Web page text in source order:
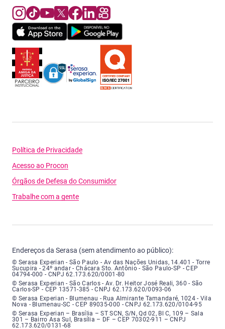
Política de Privacidade
Acesso ao Procon
Órgãos de Defesa do Consumidor
Trabalhe com a gente
Endereços da Serasa (sem atendimento ao público):
Serasa Experian - São Paulo - Endereço: Avenida das Nações Unidas,
© Serasa Experian - São Paulo - Av das Nações Unidas, 14.401 - Torre
Sucupira - 24º andar - Chácara Sto. Antônio - São Paulo-SP - CEP
04794-000 - CNPJ 62.173.620/0001-80
Serasa Experian - São Carlos - Endereço: Avenida Doutor Heitor José
© Serasa Experian - São Carlos - Av. Dr. Heitor José Reali, 360 - São
Carlos-SP - CEP 13571-385 - CNPJ 62.173.620/0093-06
Serasa Experian - Blumenau - Endereço: Rua Almirante Tamandaré,
© Serasa Experian - Blumenau - Rua Almirante Tamandaré, 1024 - Vila
Nova - Blumenau-SC - CEP 89035-000 - CNPJ 62.173.620/0104-95
Serasa Experian - Brasília, Endereço: Setor Comercial Norte, sem
© Serasa Experian – Brasília – ST SCN, S/N, Qd 02, Bl C, 109 – Sala
301 – Bairro Asa Sul, Brasília – DF – CEP 70302-911 – CNPJ
62.173.620/0131-68